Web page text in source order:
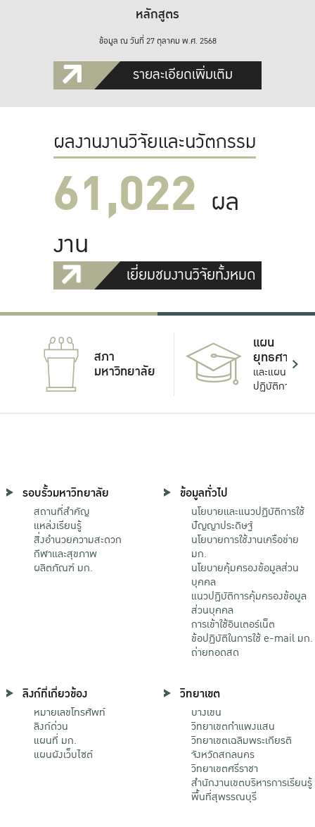
หลักสูตร
ข้อมูล ณ วันที่ 27 ตุลาคม พ.ศ. 2568
รายละเอียดเพิ่มเติม
ผลงานงานวิจัยและนวัตกรรม
61,022 ผล
งาน
เยี่ยมชมงานวิจัยทั้งหมด
สภา
มหาวิทยาลัย
แผน
ยุทธศาสตร์
และแผน
ปฏิบัติการ
รอบรั้วมหาวิทยาลัย
สถานที่สำคัญ
แหล่งเรียนรู้
สิ่งอำนวยความสะดวก
กีฬาและสุขภาพ
ผลิตภัณฑ์ มก.
ข้อมูลทั่วไป
นโยบายและแนวปฏิบัติการใช้
ปัญญาประดิษฐ์
นโยบายการใช้งานเครือข่าย
มก.
นโยบายคุ้มครองข้อมูลส่วน
บุคคล
แนวปฏิบัติการคุ้มครองข้อมูล
ส่วนบุคคล
การเข้าใช้อินเตอร์เน็ต
ข้อปฏิบัติในการใช้ e-mail มก.
ถ่ายทอดสด
ลิงก์ที่เกี่ยวข้อง
หมายเลขโทรศัพท์
ลิงก์ด่วน
แผนที่ มก.
แผนผังเว็บไซต์
วิทยาเขต
บางเขน
วิทยาเขตกําแพงแสน
วิทยาเขตเฉลิมพระเกียรติ
จังหวัดสกลนคร
วิทยาเขตศรีราชา
สำนักงานเขตบริหารการเรียนรู้
พื้นที่สุพรรณบุรี